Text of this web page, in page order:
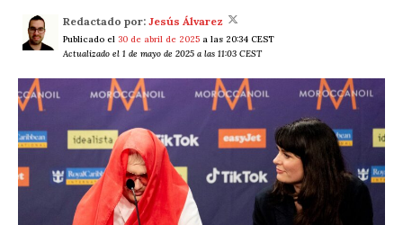
Redactado por: Jesús Álvarez
Publicado el 30 de abril de 2025 a las 20:34 CEST
Actualizado el 1 de mayo de 2025 a las 11:03 CEST